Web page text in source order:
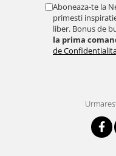
Aboneaza-te la
primesti
liber. Bonus de
la prima
de